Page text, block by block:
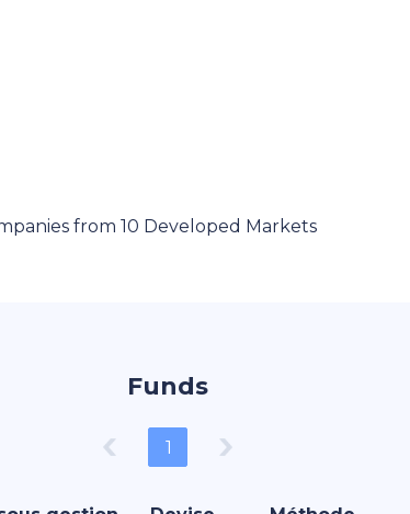
from 10 Developed Markets
Funds
1